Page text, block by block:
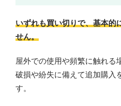
いずれも買い切りで、基本的
せん。
屋外での使用や頻繁に触れる
破損や紛失に備えて追加購入
す。